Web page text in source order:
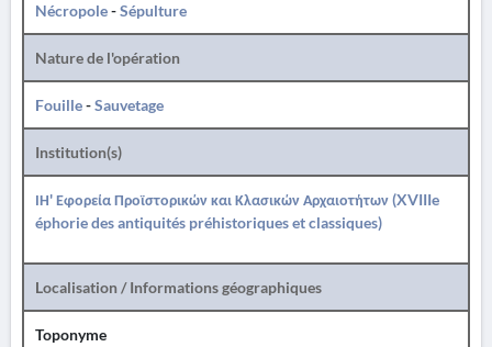
Nécropole-Sépulture
Nature de l'opération
Fouille-Sauvetage
Institution(s)
ΙΗ' Εφορεία Προϊστορικών και Κλασικών Αρχαιοτήτων (XVIIIe
éphorie des antiquités préhistoriques et classiques)
Localisation / Informations géographiques
Toponyme